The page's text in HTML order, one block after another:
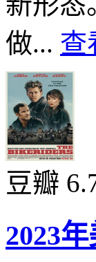
做... 查
豆瓣
2023